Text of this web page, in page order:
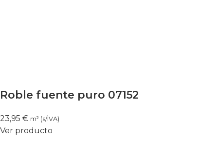
Roble fuente puro 07152
23,95 € m² (s/IVA)
Ver producto